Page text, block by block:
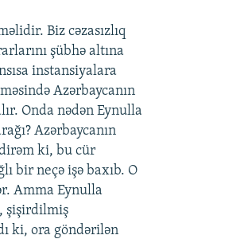
Biz cəzasızlıq
şübhə altına
instansiyalara
Azərbaycanın
Onda nədən Eynulla
Azərbaycanın
ki, bu cür
bir neçə işə baxıb. O
Amma Eynulla
şişirdilmiş
ki, ora göndərilən